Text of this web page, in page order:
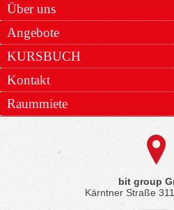
Über uns
Angebote
KURSBUCH
Kontakt
Raummiete
bit group
Kärntner Straße